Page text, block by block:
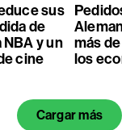
sus
de
y un
cine
más
los
Cargar más